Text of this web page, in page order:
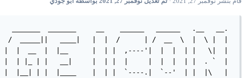
_______  _______     __    ______   ______   .__   __.
____|   |  |  /      | /  __  \  |  \ |  |
|  |  __  |  |__      |  | |  ,----'|  |  |  | |   \|  |
|  | |_ | |   __|     |  | |  |     |  |  |  | |  . `  |
|  |__| | |  |____    |  | |  `----.|  `--'  | |  |\   |